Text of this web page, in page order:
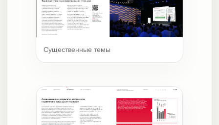
Существенные темы